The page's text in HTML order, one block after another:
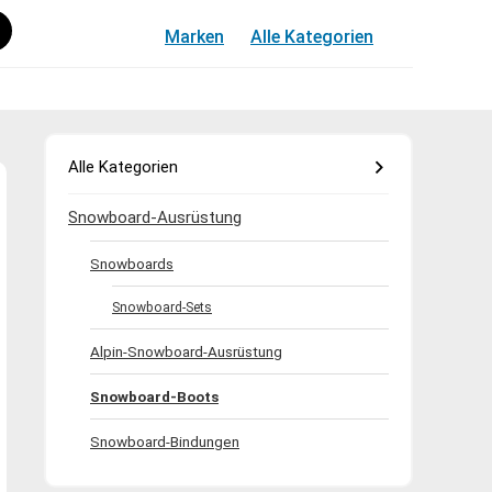
Marken Alle Kategorien
Alle Kategorien
Snowboard-Ausrüstung
Snowboards
Snowboard-Sets
Alpin-Snowboard-Ausrüstung
Snowboard-Boots
Snowboard-Bindungen